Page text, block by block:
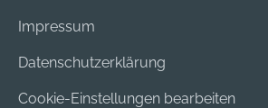
Impressum
Datenschutzerklärung
Cookie-Einstellungen bearbeiten